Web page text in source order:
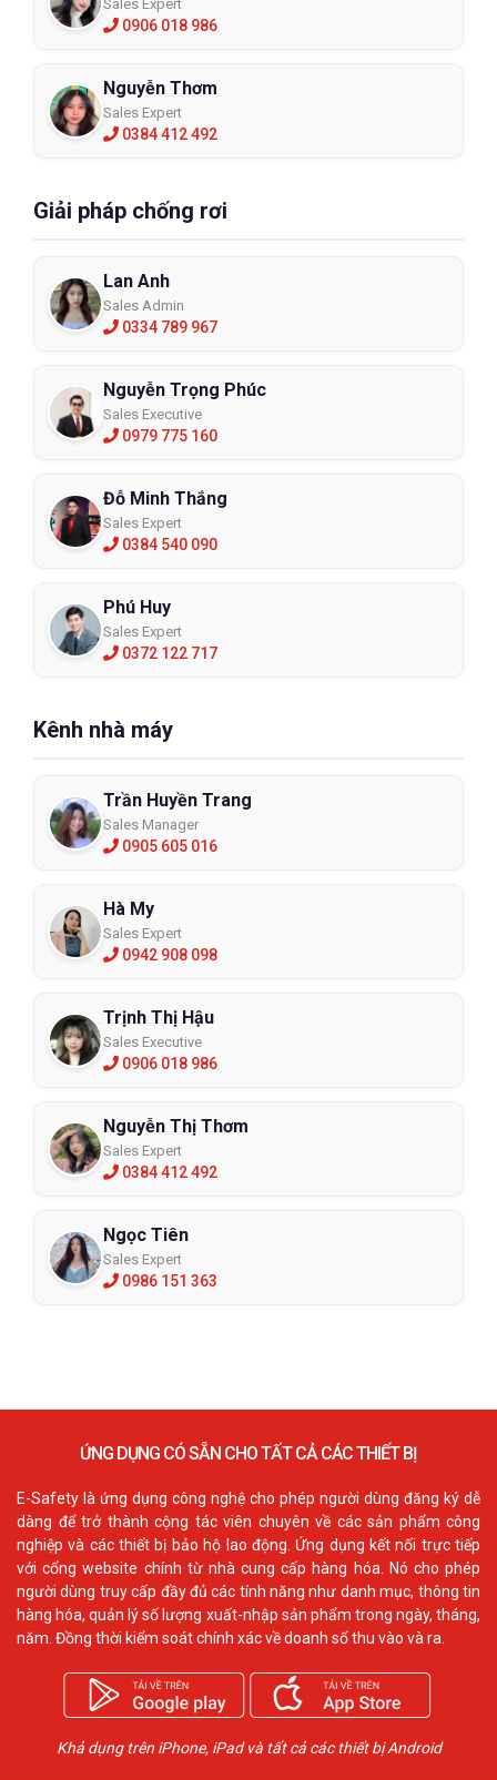
Sales Expert
0906 018 986
Nguyễn Thơm
Sales Expert
0384 412 492
Giải pháp chống rơi
Lan Anh
Sales Admin
0334 789 967
Nguyễn Trọng Phúc
Sales Executive
0979 775 160
Đỗ Minh Thắng
Sales Expert
0384 540 090
Phú Huy
Sales Expert
0372 122 717
Kênh nhà máy
Trần Huyền Trang
Sales Manager
0905 605 016
Hà My
Sales Expert
0942 908 098
Trịnh Thị Hậu
Sales Executive
0906 018 986
Nguyễn Thị Thơm
Sales Expert
0384 412 492
Ngọc Tiên
Sales Expert
0986 151 363
ỨNG DỤNG CÓ SẴN CHO TẤT CẢ CÁC THIẾT BỊ
E-Safety là ứng dụng công nghệ cho phép người dùng đăng ký dễ
dàng để trở thành cộng tác viên chuyên về các sản phẩm công
nghiệp và các thiết bị bảo hộ lao động. Ứng dụng kết nối trực tiếp
với cổng website chính từ nhà cung cấp hàng hóa. Nó cho phép
người dùng truy cấp đầy đủ các tính năng như danh mục, thông tin
hàng hóa, quản lý số lượng xuất-nhập sản phẩm trong ngày, tháng,
năm. Đồng thời kiểm soát chính xác về doanh số thu vào và ra.
Khả dụng trên iPhone, iPad và tất cả các thiết bị Android